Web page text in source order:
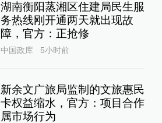
湖南衡阳蒸湘区住建局民生服
务热线刚开通两天就出现故
障，官方：正抢修
中国政库 5小时前
新余文广旅局监制的文旅惠民
卡权益缩水，官方：项目合作
属市场行为